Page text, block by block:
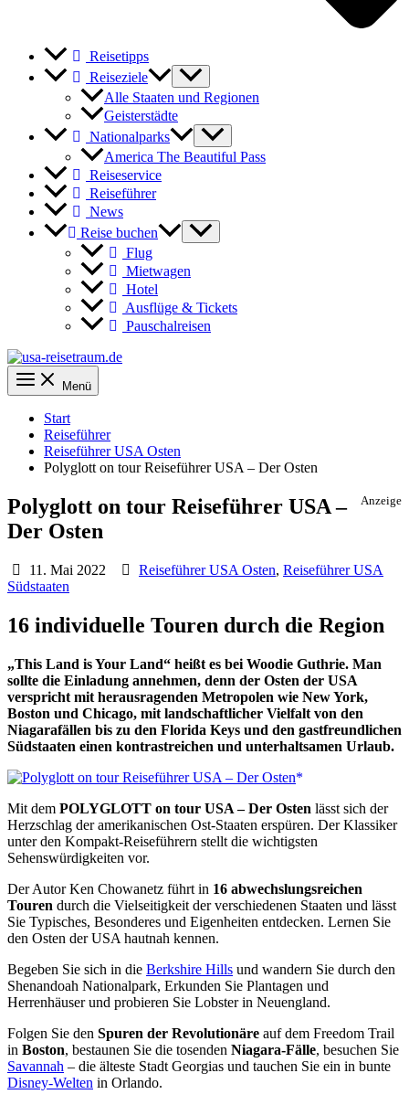
Reisetipps
Reiseziele
Alle Staaten und Regionen
Geisterstädte
Nationalparks
America The Beautiful Pass
Reiseservice
Reiseführer
News
Reise buchen
Flug
Mietwagen
Hotel
Ausflüge & Tickets
Pauschalreisen
Menü
Start
Reiseführer
Reiseführer USA Osten
Polyglott on tour Reiseführer USA – Der Osten
Anzeige
Polyglott on tour Reiseführer USA –
Der Osten
11. Mai 2022 Reiseführer USA Osten, Reiseführer USA
Südstaaten
16 individuelle Touren durch die Region
„This Land is Your Land“ heißt es bei Woodie Guthrie. Man
sollte die Einladung annehmen, denn der Osten der USA
verspricht mit herausragenden Metropolen wie New York,
Boston und Chicago, mit landschaftlicher Vielfalt von den
Niagarafällen bis zu den Florida Keys und den gastfreundlichen
Südstaaten einen kontrastreichen und unterhaltsamen Urlaub.
Mit dem POLYGLOTT on tour USA – Der Osten lässt sich der
Herzschlag der amerikanischen Ost-Staaten erspüren. Der Klassiker
unter den Kompakt-Reiseführern stellt die wichtigsten
Sehenswürdigkeiten vor.
Der Autor Ken Chowanetz führt in 16 abwechslungsreichen
Touren durch die Vielseitigkeit der verschiedenen Staaten und lässt
Sie Typisches, Besonderes und Eigenheiten entdecken. Lernen Sie
den Osten der USA hautnah kennen.
Begeben Sie sich in die Berkshire Hills und wandern Sie durch den
Shenandoah Nationalpark, Erkunden Sie Plantagen und
Herrenhäuser und probieren Sie Lobster in Neuengland.
Folgen Sie den Spuren der Revolutionäre auf dem Freedom Trail
in Boston, bestaunen Sie die tosenden Niagara-Fälle, besuchen Sie
Savannah – die älteste Stadt Georgias und tauchen Sie ein in bunte
Disney-Welten in Orlando.